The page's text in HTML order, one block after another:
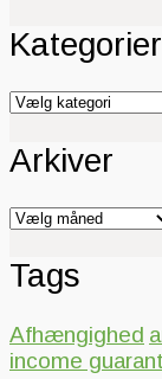
Kategorier
Kategorier
Arkiver
Arkiver
Tags
Afhængighed
income